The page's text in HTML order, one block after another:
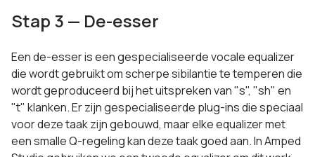
Stap 3 — De-esser
Een de-esser is een gespecialiseerde vocale equalizer
die wordt gebruikt om scherpe sibilantie te temperen die
wordt geproduceerd bij het uitspreken van "s", "sh" en
"t" klanken. Er zijn gespecialiseerde plug-ins die speciaal
voor deze taak zijn gebouwd, maar elke equalizer met
een smalle Q-regeling kan deze taak goed aan. In Amped